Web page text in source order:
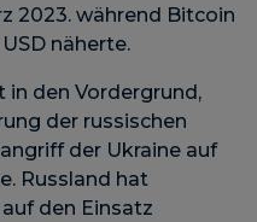
2023. während Bitcoin
näherte.
in den Vordergrund,
der russischen
der Ukraine auf
Russland hat
den Einsatz